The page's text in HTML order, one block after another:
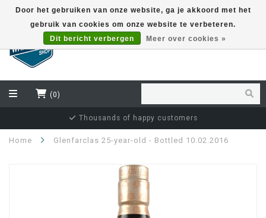
(0)
Independent bottler specialist
Home Glenfarclas 25-year-old - Bottled 10.02.2016
Door het gebruiken van onze website, ga je akkoord met het
gebruik van cookies om onze website te verbeteren.
Dit bericht verbergen
Meer over cookies »